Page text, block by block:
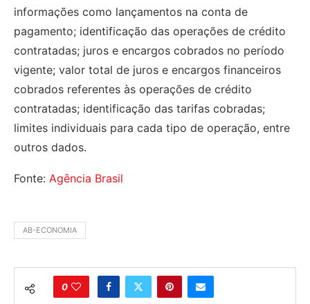
informações como lançamentos na conta de
pagamento; identificação das operações de crédito
contratadas; juros e encargos cobrados no período
vigente; valor total de juros e encargos financeiros
cobrados referentes às operações de crédito
contratadas; identificação das tarifas cobradas;
limites individuais para cada tipo de operação, entre
outros dados.
Fonte: Agência Brasil
AB-ECONOMIA
0